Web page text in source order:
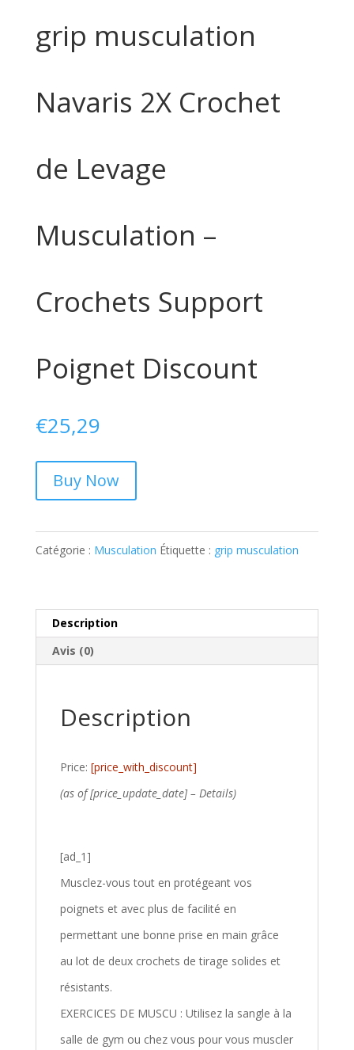
grip musculation
Navaris 2X Crochet
de Levage
Musculation –
Crochets Support
Poignet Discount
€25,29
Buy Now
Catégorie : Musculation Étiquette : grip musculation
Description
Avis (0)
Description
Price: [price_with_discount]
(as of [price_update_date] – Details)
[ad_1]
Musclez-vous tout en protégeant vos
poignets et avec plus de facilité en
permettant une bonne prise en main grâce
au lot de deux crochets de tirage solides et
résistants.
EXERCICES DE MUSCU : Utilisez la sangle à la
salle de gym ou chez vous pour vous muscler